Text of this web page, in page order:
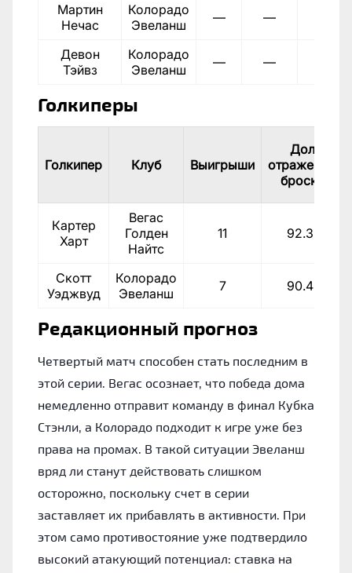
Мартин
Нечас
Колорадо
Эвеланш
— —
Девон
Тэйвз
Колорадо
Эвеланш
— —
Голкиперы
Голкипер Клуб Выигрыши
Доля
отраженных
бросков
Картер
Харт
Вегас
Голден
Найтс
11 92.3%
Скотт
Уэджвуд
Колорадо
Эвеланш
7 90.4%
Редакционный прогноз
Четвертый матч способен стать последним в
этой серии. Вегас осознает, что победа дома
немедленно отправит команду в финал Кубка
Стэнли, а Колорадо подходит к игре уже без
права на промах. В такой ситуации Эвеланш
вряд ли станут действовать слишком
осторожно, поскольку счет в серии
заставляет их прибавлять в активности. При
этом само противостояние уже подтвердило
высокий атакующий потенциал: ставка на